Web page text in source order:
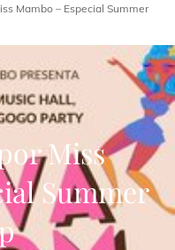
Mambo – Especial Summer
Miss
Summer